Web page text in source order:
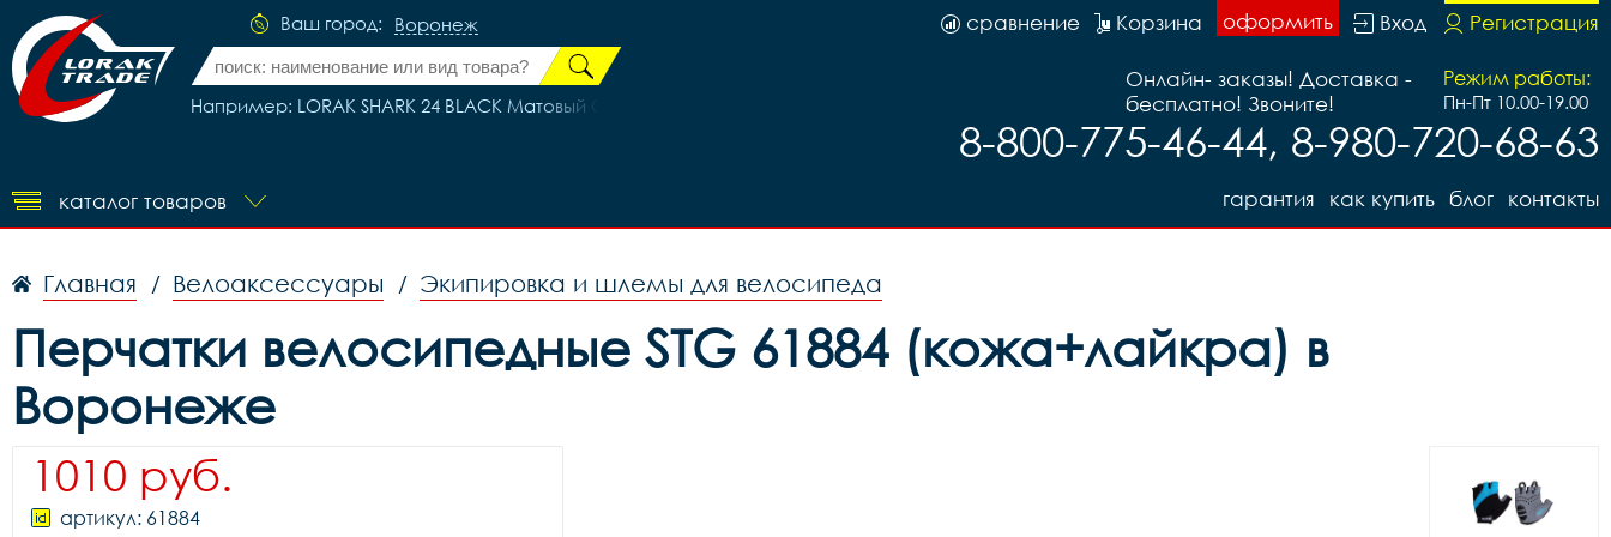
Ваш город: Воронеж
Например: LORAK SHARK 24 BLACK Матовый Серый/Красный
Регистрация
Вход
оформить
Корзина
сравнение
Режим работы:
Пн-Пт 10.00-19.00
Онлайн- заказы! Доставка -
бесплатно! Звоните!
8-800-775-46-44, 8-980-720-68-63
каталог товаров контакты
блог
как купить
гарантия
Главная / Велоаксессуары / Экипировка и шлемы для велосипеда
Перчатки велосипедные STG 61884 (кожа+лайкра) в
Воронеже
1010 руб.
артикул: 61884